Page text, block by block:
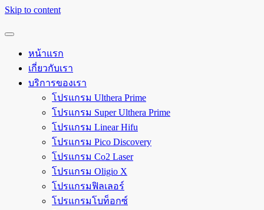
Skip to content
หน้าแรก
เกี่ยวกับเรา
บริการของเรา
โปรแกรม Ulthera Prime
โปรแกรม Super Ulthera Prime
โปรแกรม Linear Hifu
โปรแกรม Pico Discovery
โปรแกรม Co2 Laser
โปรแกรม Oligio X
โปรแกรมฟิลเลอร์
โปรแกรมโบท็อกซ์